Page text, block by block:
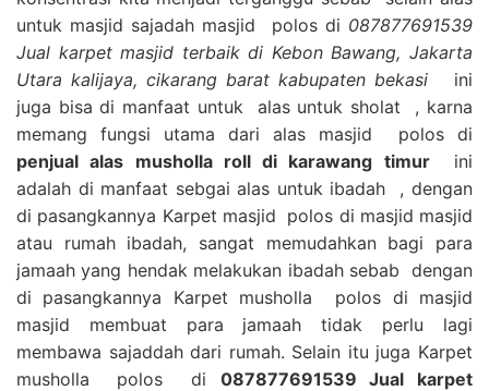
untuk masjid sajadah masjid polos di 087877691539
Jual karpet masjid terbaik di Kebon Bawang, Jakarta
Utara kalijaya, cikarang barat kabupaten bekasi ini
juga bisa di manfaat untuk alas untuk sholat , karna
memang fungsi utama dari alas masjid polos di
penjual alas musholla roll di karawang timurini
adalah di manfaat sebgai alas untuk ibadah , dengan
di pasangkannya Karpet masjid polos di masjid masjid
atau rumah ibadah, sangat memudahkan bagi para
jamaah yang hendak melakukan ibadah sebab dengan
di pasangkannya Karpet musholla polos di masjid
masjid membuat para jamaah tidak perlu lagi
membawa sajaddah dari rumah. Selain itu juga Karpet
musholla polos di 087877691539 Jual karpet